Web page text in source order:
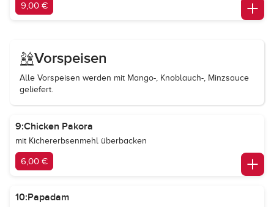
9,00 €
Vorspeisen
Alle Vorspeisen werden mit Mango-, Knoblauch-, Minzsauce
geliefert.
9:Chicken Pakora
mit Kichererbsenmehl überbacken
6,00 €
10:Papadam